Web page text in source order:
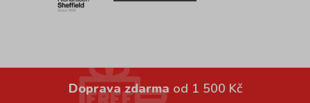
Doprava zdarma od 1 500 Kč